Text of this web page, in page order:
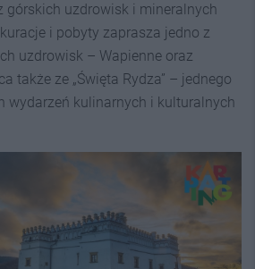
górskich uzdrowisk i mineralnych
i pobyty zaprasza jedno z
uzdrowisk – Wapienne oraz
także ze „Święta Rydza” – jednego
wydarzeń kulinarnych i kulturalnych